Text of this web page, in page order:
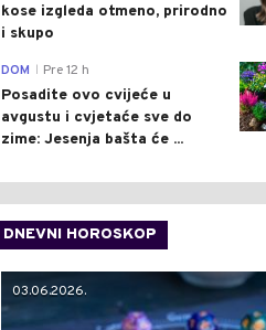
kose izgleda otmeno, prirodno
i skupo
DOM Pre 12 h
Posadite ovo cvijeće u
avgustu i cvjetaće sve do
zime: Jesenja bašta će ...
DNEVNI HOROSKOP
03.06.2026.